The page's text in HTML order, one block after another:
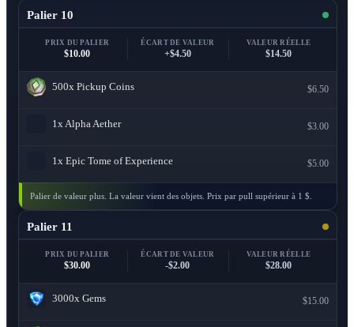
Palier 10
PRIX DU PALIER
$10.00
ÉCART DE VALEUR
+$4.50
VALEUR RÉELLE
$14.50
500x Pickup Coins $6.50
1x Alpha Aether $3.00
1x Epic Tome of Experience $5.00
Palier de valeur plus. La valeur vient des objets. Prix par pull supérieur à 1 $.
Palier 11
PRIX DU PALIER
$30.00
ÉCART DE VALEUR
-$2.00
VALEUR RÉELLE
$28.00
3000x Gems $15.00